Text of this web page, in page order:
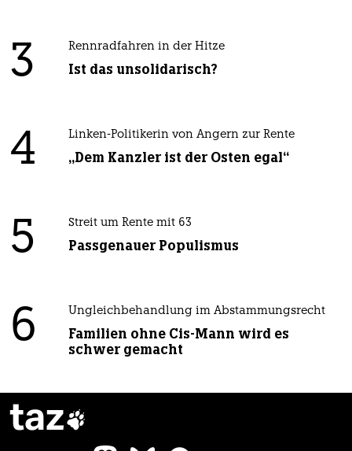
3 Rennradfahren in der Hitze
Ist das unsolidarisch?
4 Linken-Politikerin von Angern zur Rente
„Dem Kanzler ist der Osten egal“
5 Streit um Rente mit 63
Passgenauer Populismus
6 Ungleichbehandlung im Abstammungsrecht
Familien ohne Cis-Mann wird es
schwer gemacht
taz